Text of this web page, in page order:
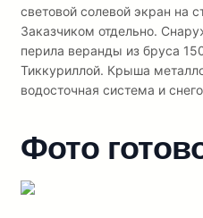
световой солевой экран на
Заказчиком отдельно.
перила веранды из бруса
Тиккуриллой. Крыша
водосточная система и
Фото